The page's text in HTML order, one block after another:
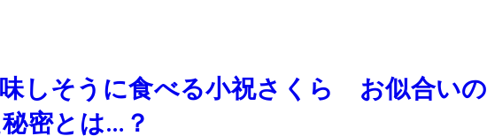
しそうに食べる小祝さくら お似合いの
密とは…？